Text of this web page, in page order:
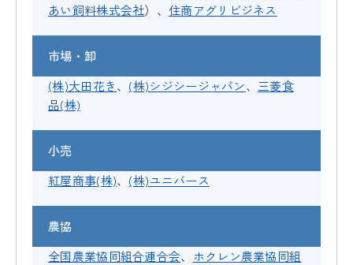
あい飼料株式会社）、住商アグリビジネス
市場・卸
(株)大田花き、 (株)シジシージャパン、 三菱食
品(株)
小売
紅屋商事(株)、 (株)ユニバース
農協
全国農業協同組合連合会、 ホクレン農業協同組